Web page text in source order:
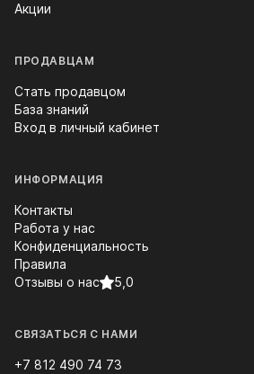
Акции
ПРОДАВЦАМ
Стать продавцом
База знаний
Вход в личный кабинет
ИНФОРМАЦИЯ
Контакты
Работа у нас
Конфиденциальность
Правила
Отзывы о нас
5,0
СВЯЗАТЬСЯ С НАМИ
+7 812 490 74 73